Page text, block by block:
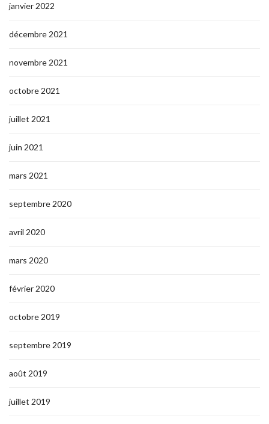
janvier 2022
décembre 2021
novembre 2021
octobre 2021
juillet 2021
juin 2021
mars 2021
septembre 2020
avril 2020
mars 2020
février 2020
octobre 2019
septembre 2019
août 2019
juillet 2019